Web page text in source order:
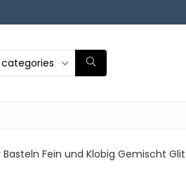
categories
Fein und Klobig Gemischt